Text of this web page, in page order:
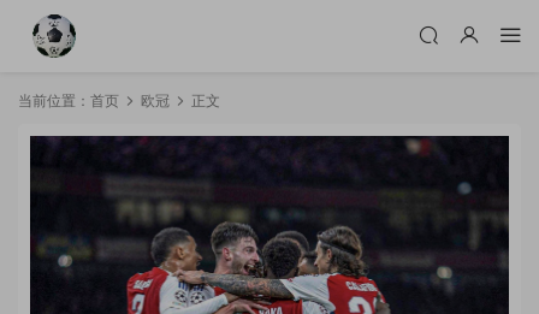
当前位置： 首页 欧冠 正文